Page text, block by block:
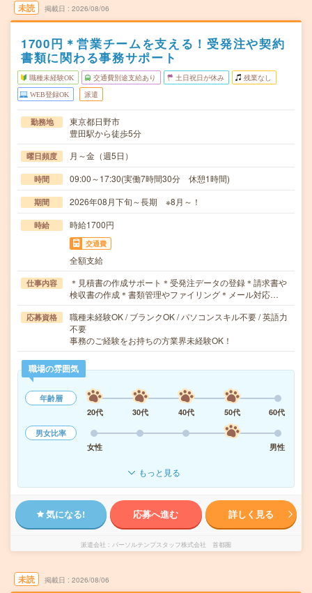
未読 掲載日 2026/08/06
1700円＊営業チームを支える！受発注や契約
書類に関わる事務サポート
職種未経験OK 交通費別途支給あり 土日祝日が休み 残業なし
WEB登録OK 派遣
勤務地
東京都日野市
豊田駅から徒歩5分
曜日頻度 月～金（週5日）
時間 09:00～17:30(実働7時間30分 休憩1時間)
期間 2026年08月下旬～長期 ※8月～！
時給 時給1700円
交通費
全額支給
仕事内容
＊見積書の作成サポート＊受発注データの登録＊請求書や
検収書の作成＊書類管理やファイリング＊メール対応…
応募資格
職種未経験OK / ブランクOK / パソコンスキル不要 / 英語力
不要
事務のご経験をお持ちの方業界未経験OK！
職場の雰囲気
年齢層
20代
30代 40代 50代
60代
男女比率
女性
男性
もっと見る
気になる! 応募へ進む 詳しく見る
派遣会社 パーソルテンプスタッフ株式会社 首都圏
未読 掲載日 2026/08/06